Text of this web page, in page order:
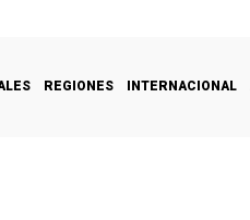
REGIONES INTERNACIONAL